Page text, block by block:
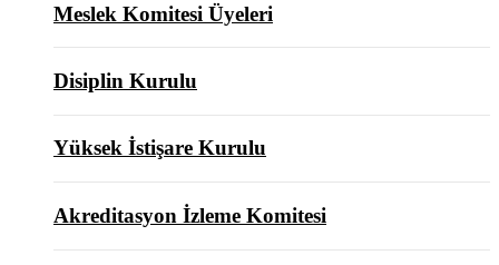
Meslek Komitesi Üyeleri
Disiplin Kurulu
Yüksek İstişare Kurulu
Akreditasyon İzleme Komitesi